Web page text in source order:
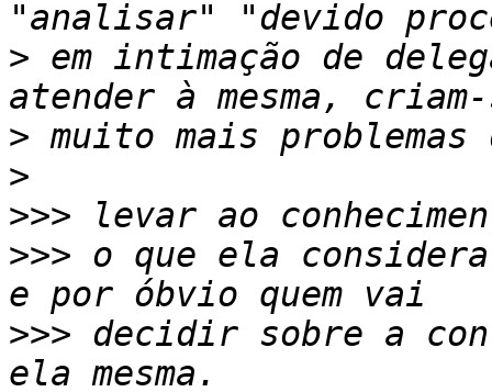
> em intimação de
>
>
>>>
>>> o que ela
>>> decidir sobre a